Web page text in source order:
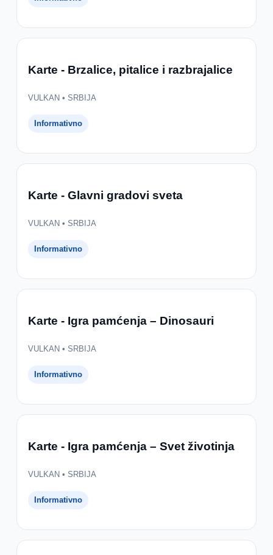
Karte - Brzalice, pitalice i razbrajalice
VULKAN • SRBIJA
Informativno
Karte - Glavni gradovi sveta
VULKAN • SRBIJA
Informativno
Karte - Igra pamćenja – Dinosauri
VULKAN • SRBIJA
Informativno
Karte - Igra pamćenja – Svet životinja
VULKAN • SRBIJA
Informativno